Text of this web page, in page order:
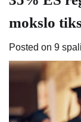
mokslo
Posted on 9